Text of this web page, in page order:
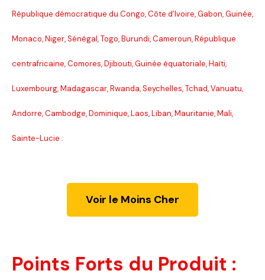
République démocratique du Congo, Côte d’Ivoire, Gabon, Guinée,
Monaco, Niger, Sénégal, Togo, Burundi, Cameroun, République
centrafricaine, Comores, Djibouti, Guinée équatoriale, Haïti,
Luxembourg, Madagascar, Rwanda, Seychelles, Tchad, Vanuatu,
Andorre, Cambodge, Dominique, Laos, Liban, Mauritanie, Mali,
Sainte-Lucie :
Voir le Moins Cher
Points Forts du Produit :